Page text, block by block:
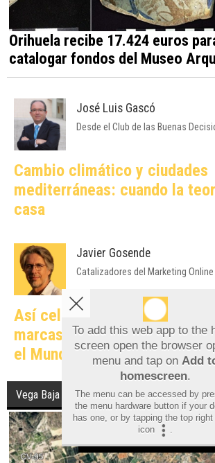
Orihuela recibe 17.424 euros
catalogar fondos del Museo
José Luis Gascó
Desde el Club de las Buenas
Cambio climático y ciudades
mediterráneas: cuando la
casa
Javier Gosende
Catalizadores del Marketing Online
Así celebraron en redes
marcas alicantinas el triunfo
el Mundial
Vega Baja
To add this web app to the
screen open the browser
menu and tap on Add
homescreen.
The menu can be accessed by
the menu hardware button if your
has one, or by tapping the top right
icon
.
Aviso sobre el Uso de
Utilizamos cookies nuestras y de
funcionamiento del digital. Puedes
cookies y como desconectarlas.
Privacidad y Cookies
Aceptar Cookies